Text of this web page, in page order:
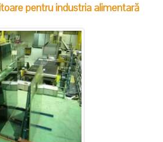
pentru industria alimentară